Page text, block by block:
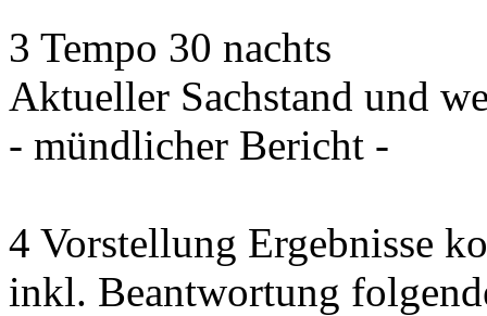
3 Tempo 30 nachts
Aktueller Sachstand und
- mündlicher Bericht -
4 Vorstellung Ergebnisse
inkl. Beantwortung